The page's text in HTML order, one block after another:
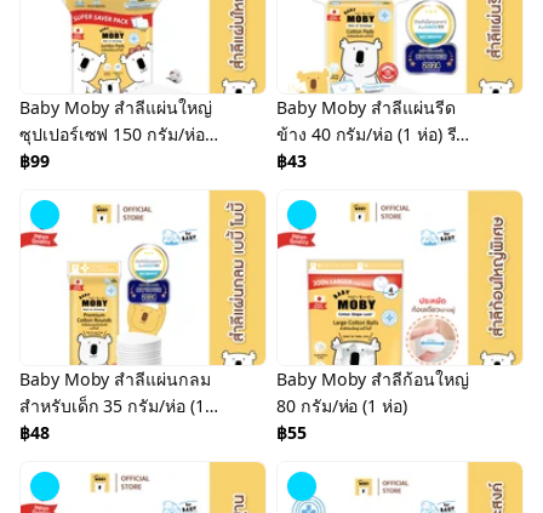
Baby Moby สำลีแผ่นใหญ่
ซุปเปอร์เซฟ 150 กรัม/ห่อ
(1 ห่อ)
฿99
Baby Moby สำลีแผ่นรีด
ข้าง 40 กรัม/ห่อ (1 ห่อ) รีด
เส้น รีดขอบ ไม่เป็นขุย
฿43
Baby Moby สำลีแผ่นกลม
สำหรับเด็ก 35 กรัม/ห่อ (1
ห่อ)
฿48
Baby Moby สำลีก้อนใหญ่
80 กรัม/ห่อ (1 ห่อ)
฿55